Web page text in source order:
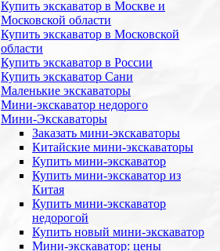
Купить экскаватор в Москве и
Московской области
Купить экскаватор в Московской
области
Купить экскаватор в России
Купить экскаватор Сани
Маленькие экскаваторы
Мини-экскаватор недорого
Мини-Экскаваторы
Заказать мини-экскаваторы
Китайские мини-экскаваторы
Купить мини-экскаватор
Купить мини-экскаватор из
Китая
Купить мини-экскаватор
недорогой
Купить новый мини-экскаватор
Мини-экскаватор: цены